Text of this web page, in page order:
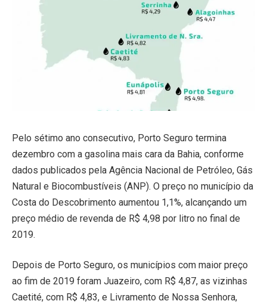
Pelo sétimo ano consecutivo, Porto Seguro termina
dezembro com a gasolina mais cara da Bahia, conforme
dados publicados pela Agência Nacional de Petróleo, Gás
Natural e Biocombustíveis (ANP). O preço no município da
Costa do Descobrimento aumentou 1,1%, alcançando um
preço médio de revenda de R$ 4,98 por litro no final de
2019.
Depois de Porto Seguro, os municípios com maior preço
ao fim de 2019 foram Juazeiro, com R$ 4,87, as vizinhas
Caetité, com R$ 4,83, e Livramento de Nossa Senhora,